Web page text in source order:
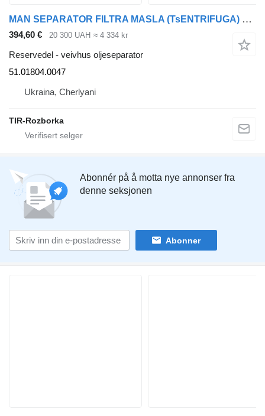
MAN SEPARATOR FILTRA MASLA (TsENTRIFUGA) MAN HOCL/LION S CITY/LION S 51.01804.0047 veivhus oljeseparator for MAN LION´S STAR, TGS, LION´S CITY, TGA, HOCL, LION´S COACH, TGX buss
394,60 € 20 300 UAH ≈ 4 334 kr
Reservedel - veivhus oljeseparator
51.01804.0047
Ukraina, Cherlyani
TIR-Rozborka
Abonnér på å motta nye annonser fra
denne seksjonen
Abonner